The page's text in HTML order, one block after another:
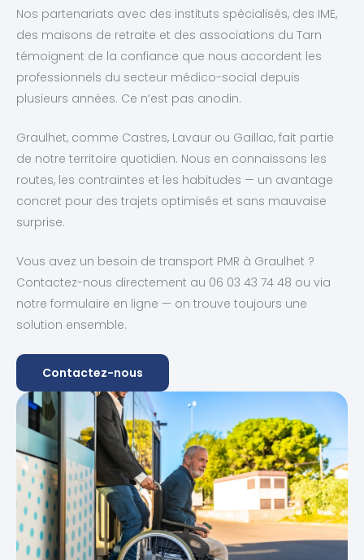
Nos partenariats avec des instituts spécialisés, des IME,
des maisons de retraite et des associations du Tarn
témoignent de la confiance que nous accordent les
professionnels du secteur médico-social depuis
plusieurs années. Ce n’est pas anodin.
Graulhet, comme Castres, Lavaur ou Gaillac, fait partie
de notre territoire quotidien. Nous en connaissons les
routes, les contraintes et les habitudes — un avantage
concret pour des trajets optimisés et sans mauvaise
surprise.
Vous avez un besoin de transport PMR à Graulhet ?
Contactez-nous directement au 06 03 43 74 48 ou via
notre formulaire en ligne — on trouve toujours une
solution ensemble.
Contactez-nous